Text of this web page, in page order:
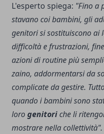
L'esperto spiega: "Fino a
stavano coi bambini, gli
genitori si sostituiscono ai
difficoltà e frustrazioni,
azioni di routine più
zaino, addormentarsi da
complicate da gestire.
quando i bambini sono
lorogenitoriche li
mostrare nella collettività".